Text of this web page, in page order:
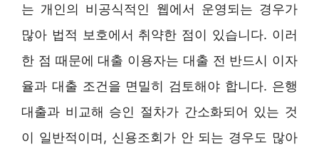
는 개인의 비공식적인 웹에서 운영되는 경우가
많아 법적 보호에서 취약한 점이 있습니다. 이러
한 점 때문에 대출 이용자는 대출 전 반드시 이자
율과 대출 조건을 면밀히 검토해야 합니다. 은행
대출과 비교해 승인 절차가 간소화되어 있는 것
이 일반적이며, 신용조회가 안 되는 경우도 많아